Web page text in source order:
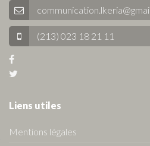
(213) 023 18 21 11
Liens utiles
Mentions légales